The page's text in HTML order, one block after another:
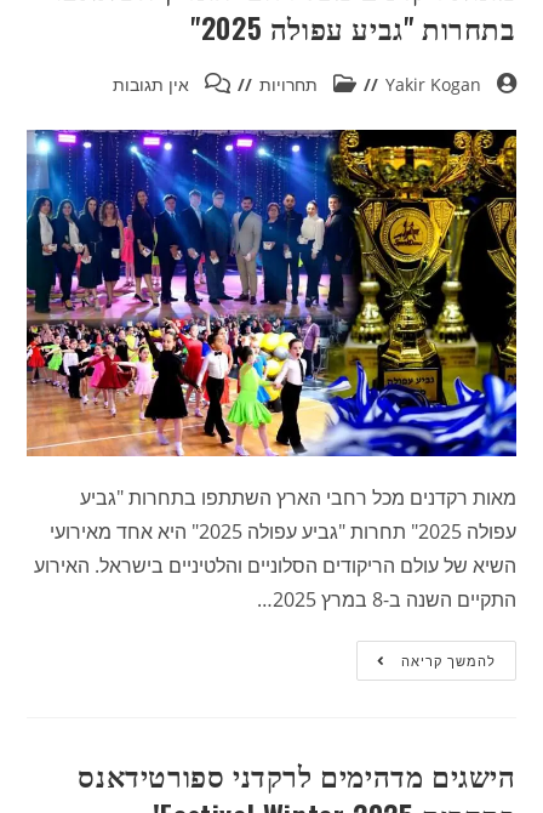
בתחרות "גביע עפולה 2025"
Yakir Kogan תחרויות אין תגובות
מאות רקדנים מכל רחבי הארץ השתתפו בתחרות "גביע
עפולה 2025" תחרות "גביע עפולה 2025" היא אחד מאירועי
השיא של עולם הריקודים הסלוניים והלטיניים בישראל. האירוע
התקיים השנה ב-8 במרץ 2025…
להמשך קריאה
הישגים מדהימים לרקדני ספורטידאנס